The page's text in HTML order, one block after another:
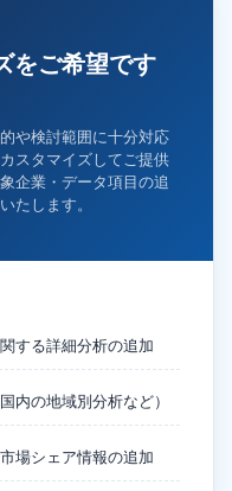
をご希望です
や検討範囲に十分対応
スタマイズしてご提供
企業・データ項目の追
たします。
する詳細分析の追加
内の地域別分析など）
場シェア情報の追加